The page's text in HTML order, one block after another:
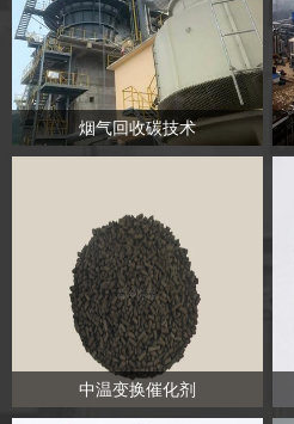
烟气回收碳技术
中温变换催化剂